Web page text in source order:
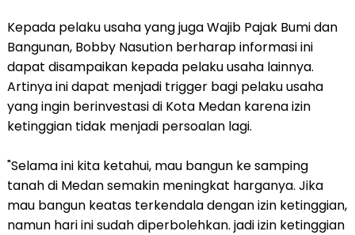
Kepada pelaku usaha yang juga Wajib Pajak Bumi dan
Bangunan, Bobby Nasution berharap informasi ini
dapat disampaikan kepada pelaku usaha lainnya.
Artinya ini dapat menjadi trigger bagi pelaku usaha
yang ingin berinvestasi di Kota Medan karena izin
ketinggian tidak menjadi persoalan lagi.
"Selama ini kita ketahui, mau bangun ke samping
tanah di Medan semakin meningkat harganya. Jika
mau bangun keatas terkendala dengan izin ketinggian,
namun hari ini sudah diperbolehkan. jadi izin ketinggian